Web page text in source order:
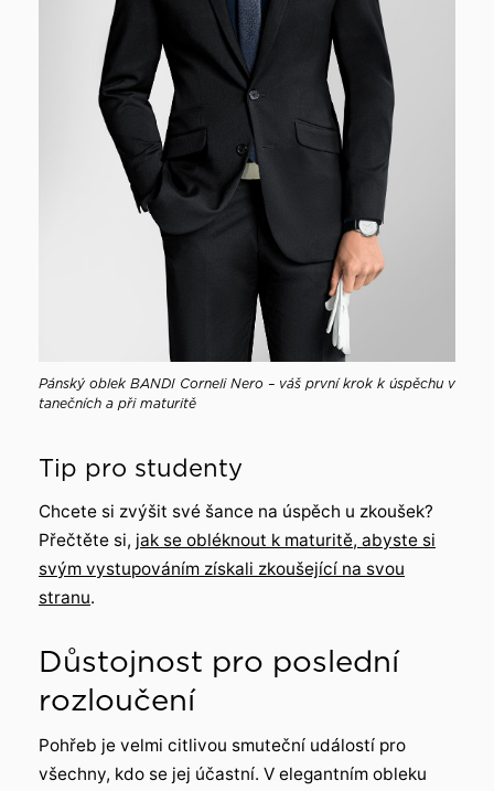
Pánský oblek BANDI Corneli Nero – váš první krok k úspěchu v
tanečních a při maturitě
Tip pro studenty
Chcete si zvýšit své šance na úspěch u zkoušek?
Přečtěte si, jak se obléknout k maturitě, abyste si
svým vystupováním získali zkoušející na svou
stranu.
Důstojnost pro poslední
rozloučení
Pohřeb je velmi citlivou smuteční událostí pro
všechny, kdo se jej účastní. V elegantním obleku